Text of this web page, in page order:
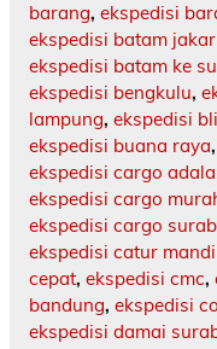
barang, ekspedisi
ekspedisi batam
ekspedisi batam ke
ekspedisi bengkulu,
lampung, ekspedisi
ekspedisi buana raya,
ekspedisi cargo
ekspedisi cargo
ekspedisi cargo
ekspedisi catur
cepat, ekspedisi cmc,
bandung, ekspedisi
ekspedisi damai